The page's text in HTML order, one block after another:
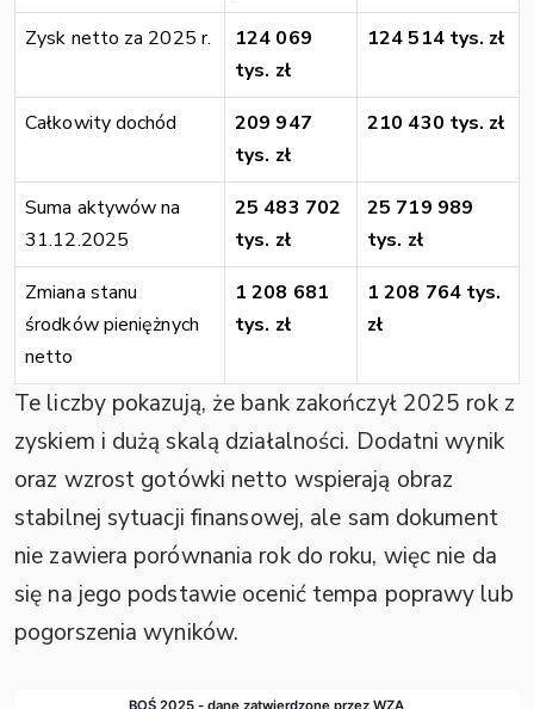
Zysk netto za 2025 r.
124 069
tys. zł
124 514 tys. zł
Całkowity dochód
209 947
tys. zł
210 430 tys. zł
Suma aktywów na
31.12.2025
25 483 702
tys. zł
25 719 989
tys. zł
Zmiana stanu
środków pieniężnych
netto
1 208 681
tys. zł
1 208 764 tys.
zł
Te liczby pokazują, że bank zakończył 2025 rok z
zyskiem i dużą skalą działalności. Dodatni wynik
oraz wzrost gotówki netto wspierają obraz
stabilnej sytuacji finansowej, ale sam dokument
nie zawiera porównania rok do roku, więc nie da
się na jego podstawie ocenić tempa poprawy lub
pogorszenia wyników.